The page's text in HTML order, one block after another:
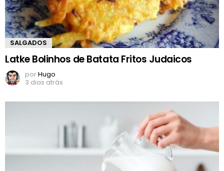
SALGADOS
Latke Bolinhos de Batata Fritos Judaicos
porHugo
3 dias atrás